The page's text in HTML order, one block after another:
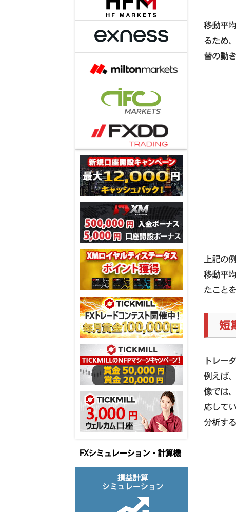
FXシミュレーション・計算機
移動平
るため
替の動
上記の
移動平
たこと
短
トレー
例えば、
像では
応して
分析す